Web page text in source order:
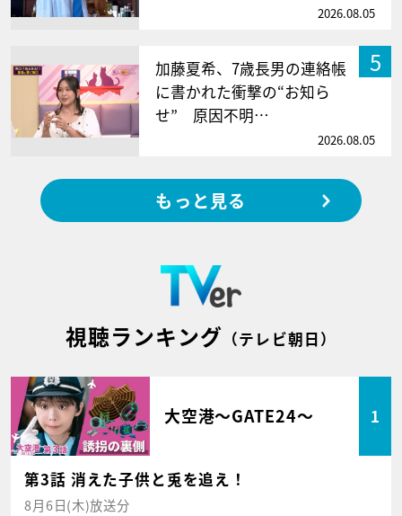
2026.08.05
5
加藤夏希、7歳長男の連絡帳
に書かれた衝撃の“お知ら
せ” 原因不明…
2026.08.05
もっと見る
視聴ランキング （テレビ朝日）
大空港～GATE24～ 1
第3話 消えた子供と兎を追え！
8月6日(木)放送分